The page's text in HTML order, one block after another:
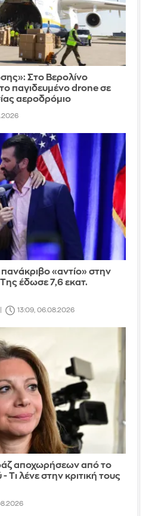
Στο Βερολίνο
παγιδευμένο drone σε
αεροδρόμιο
«αντίο» στην
Της έδωσε 7,6 εκατ.
13:09, 06.08.2026
αποχωρήσεων από το
λένε στην κριτική τους